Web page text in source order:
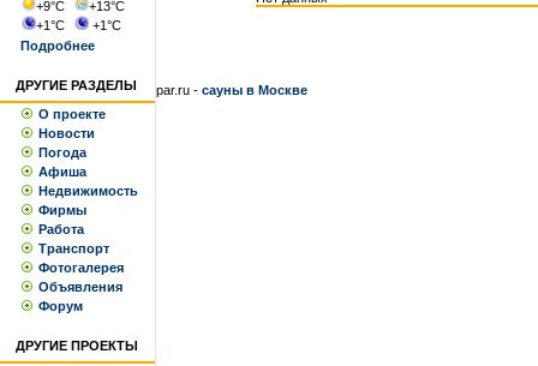
+9°С +13°С
+1°С +1°С
Подробнее
ДРУГИЕ РАЗДЕЛЫ
О проекте
Новости
Погода
Афиша
Недвижимость
Фирмы
Работа
Транспорт
Фотогалерея
Объявления
Форум
ДРУГИЕ ПРОЕКТЫ
par.ru - сауны в Москве